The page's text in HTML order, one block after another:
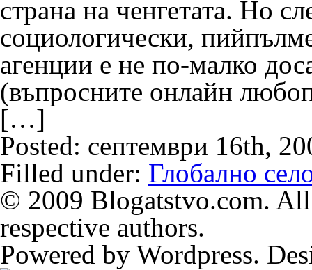
страна на ченгетата. Но
социологически,
агенции е не по-малко
(въпросните онлайн
[…]
Posted: септември 16th,
Filled under: Глобално
© 2009 Blogatstvo.com.
respective authors.
Powered by Wordpress.